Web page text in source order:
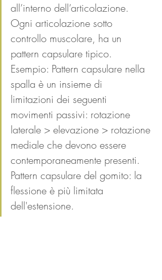
all’interno dell’articolazione.
Ogni articolazione sotto
controllo muscolare, ha un
pattern capsulare tipico.
Esempio: Pattern capsulare nella
spalla è un insieme di
limitazioni dei seguenti
movimenti passivi: rotazione
laterale > elevazione > rotazione
mediale che devono essere
contemporaneamente presenti.
Pattern capsulare del gomito: la
flessione è più limitata
dell'estensione.